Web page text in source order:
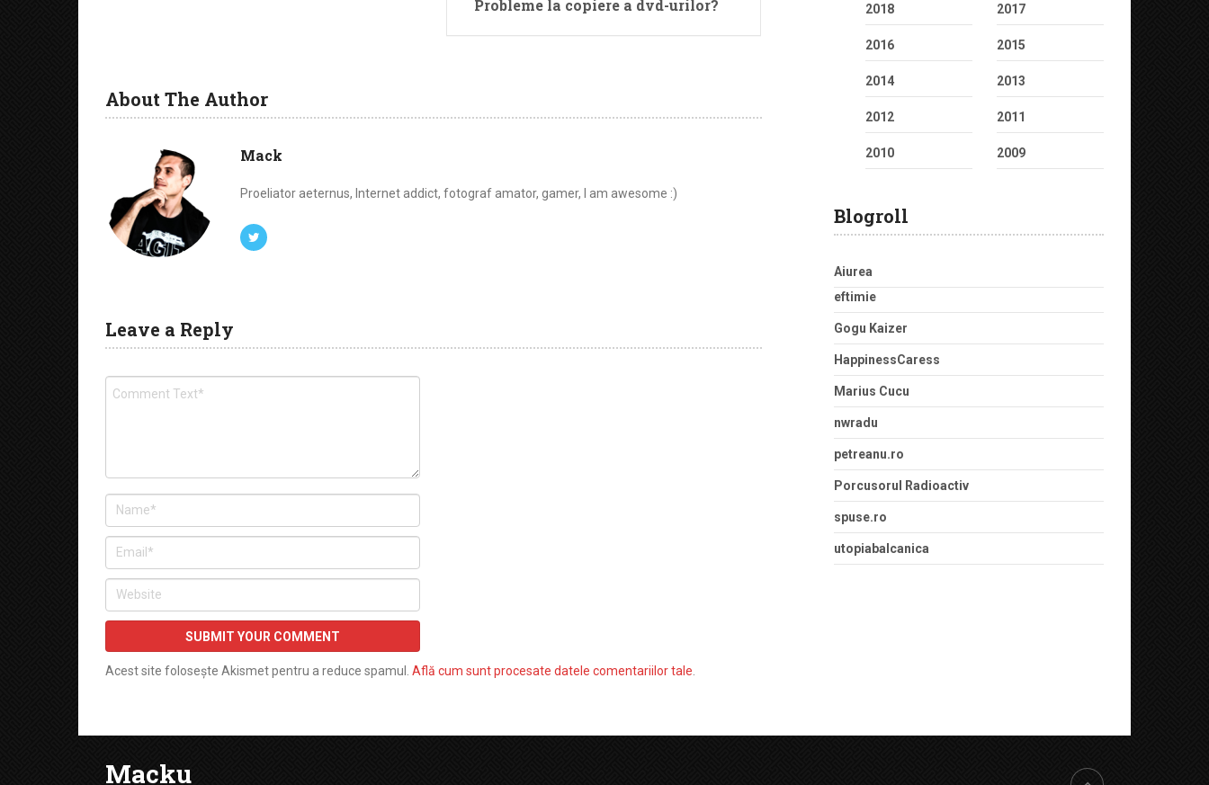
Probleme la copiere a dvd-urilor?
About The Author
Mack
Proeliator aeternus, Internet addict, fotograf amator, gamer, I am awesome :)
Leave a Reply
Acest site folosește Akismet pentru a reduce spamul. Află cum sunt procesate datele comentariilor tale
2018 2017
2016 2015
2014 2013
2012 2011
2010 2009
Blogroll
Aiurea
eftimie
Gogu Kaizer
HappinessCaress
Marius Cucu
nwradu
petreanu.ro
Porcusorul Radioactiv
spuse.ro
utopiabalcanica
Macku